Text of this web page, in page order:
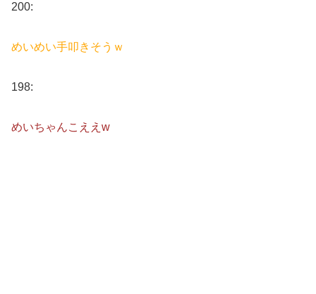
200:
めいめい手叩きそうｗ
198:
めいちゃんこええw